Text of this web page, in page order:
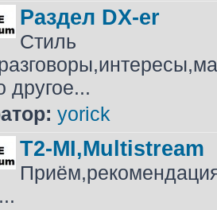
Раздел DX-er
Стиль
другое...
yorick
T2-MI,Multistream